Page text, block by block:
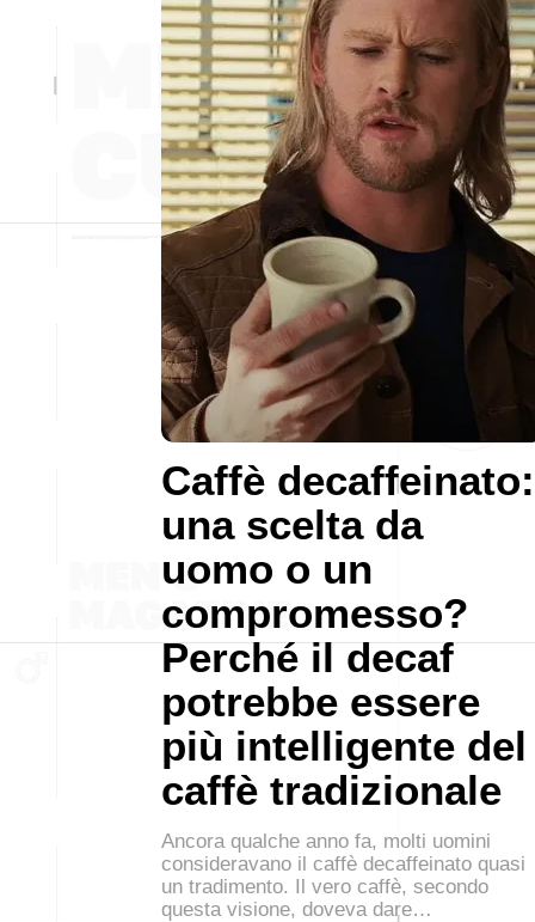
Caffè decaffeinato:
una scelta da
uomo o un
compromesso?
Perché il decaf
potrebbe essere
più intelligente del
caffè tradizionale
Ancora qualche anno fa, molti uomini
consideravano il caffè decaffeinato quasi
un tradimento. Il vero caffè, secondo
questa visione, doveva dare…